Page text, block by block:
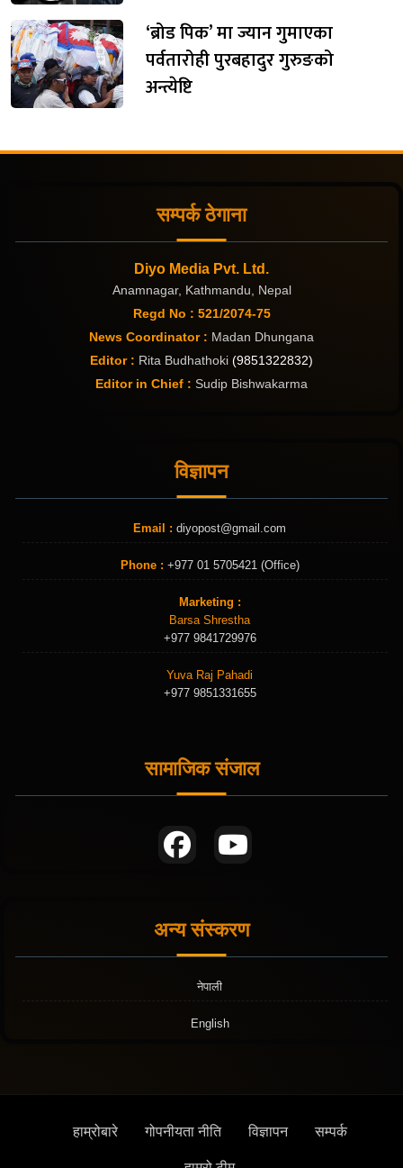
‘ब्रोड पिक’ मा ज्यान गुमाएका
पर्वतारोही पुरबहादुर गुरुङको
अन्त्येष्टि
सम्पर्क ठेगाना
Diyo Media Pvt. Ltd.
Anamnagar, Kathmandu, Nepal
Regd No : 521/2074-75
News Coordinator : Madan Dhungana
Editor : Rita Budhathoki (9851322832)
Editor in Chief : Sudip Bishwakarma
विज्ञापन
Email : diyopost@gmail.com
Phone : +977 01 5705421 (Office)
Marketing :
Barsa Shrestha
+977 9841729976
Yuva Raj Pahadi
+977 9851331655
सामाजिक संजाल
अन्य संस्करण
नेपाली
English
हाम्रोबारे गोपनीयता नीति विज्ञापन सम्पर्क